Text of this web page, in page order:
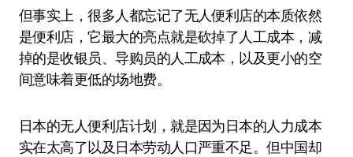
但事实上，很多人都忘记了无人便利店的本质依然
是便利店，它最大的亮点就是砍掉了人工成本，减
掉的是收银员、导购员的人工成本，以及更小的空
间意味着更低的场地费。
日本的无人便利店计划，就是因为日本的人力成本
实在太高了以及日本劳动人口严重不足。但中国却